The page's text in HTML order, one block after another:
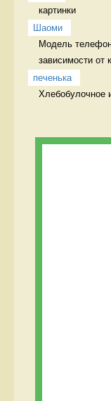
картинки
Шаоми
Модель
зависимости от
печенька
Хлебобулочное